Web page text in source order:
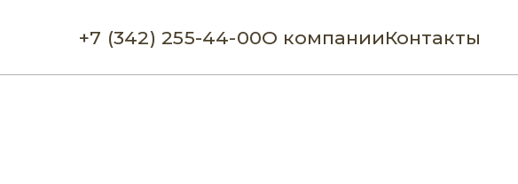
+7 (342) 255-44-00О компанииКонтакты